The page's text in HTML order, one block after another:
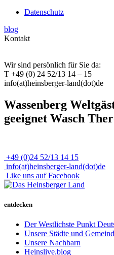
Datenschutz
blog
Kontakt
Wir sind persönlich für Sie da:
T +49 (0) 24 52/13 14 – 15
info(at)heinsberger-land(dot)de
Wassenberg
geeignet Wasch
+49 (0)24 52/13 14 15
info(at)heinsberger-land(dot)de
Like uns auf Facebook
entdecken
Der Westlichste Punkt
Unsere Städte und
Unsere Nachbarn
Heinslive.blog